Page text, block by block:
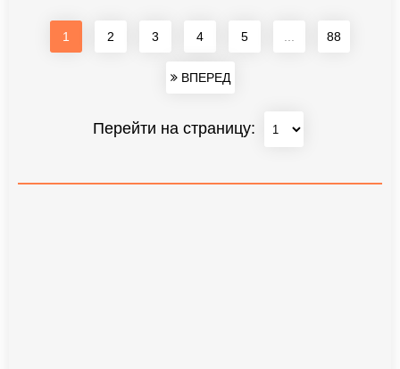
1 2 3 4 5 ... 88
ВПЕРЕД
Перейти на страницу: